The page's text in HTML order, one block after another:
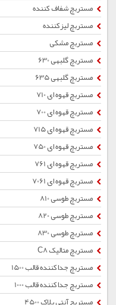
مستربچ شفاف کننده
مستربچ لیزکننده
مستربچ مشکی
مستربچ گلبهی 630
مستربچ گلبهی 635
مستربچ قهوه ای 710
مستربچ قهوه ای 700
مستربچ قهوه ای 715
مستربچ قهوه ای 750
مستربچ قهوه ای 761
مستربچ قهوه ای 7061
مستربچ طوسی 810
مستربچ طوسی 820
مستربچ طوسی 830
مستربچ متالیک C8
مستربچ جداکننده قالب 1500
مستربچ جداکننده قالب 1000